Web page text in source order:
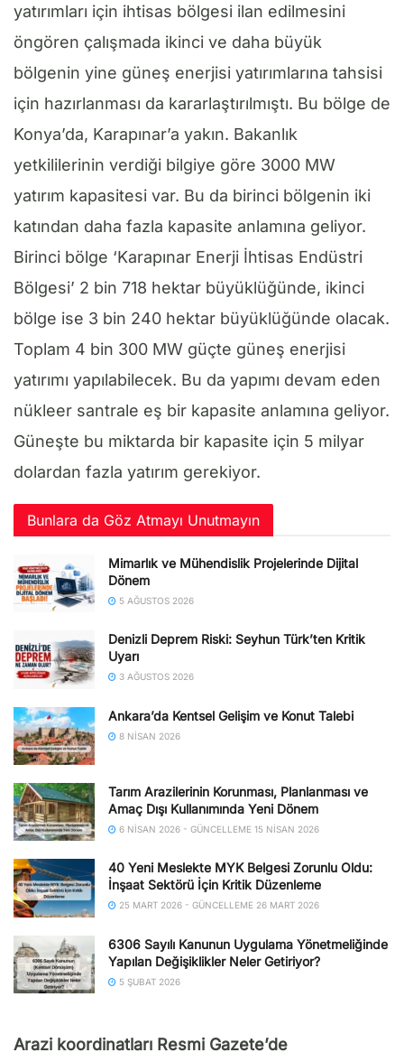
yatırımları için ihtisas bölgesi ilan edilmesini
öngören çalışmada ikinci ve daha büyük
bölgenin yine güneş enerjisi yatırımlarına tahsisi
için hazırlanması da kararlaştırılmıştı. Bu bölge de
Konya’da, Karapınar’a yakın. Bakanlık
yetkililerinin verdiği bilgiye göre 3000 MW
yatırım kapasitesi var. Bu da birinci bölgenin iki
katından daha fazla kapasite anlamına geliyor.
Birinci bölge ‘Karapınar Enerji İhtisas Endüstri
Bölgesi’ 2 bin 718 hektar büyüklüğünde, ikinci
bölge ise 3 bin 240 hektar büyüklüğünde olacak.
Toplam 4 bin 300 MW güçte güneş enerjisi
yatırımı yapılabilecek. Bu da yapımı devam eden
nükleer santrale eş bir kapasite anlamına geliyor.
Güneşte bu miktarda bir kapasite için 5 milyar
dolardan fazla yatırım gerekiyor.
Bunlara da Göz Atmayı Unutmayın
Mimarlık ve Mühendislik Projelerinde Dijital
Dönem
5 AĞUSTOS 2026
Denizli Deprem Riski: Seyhun Türk’ten Kritik
Uyarı
3 AĞUSTOS 2026
Ankara’da Kentsel Gelişim ve Konut Talebi
8 NISAN 2026
Tarım Arazilerinin Korunması, Planlanması ve
Amaç Dışı Kullanımında Yeni Dönem
6 NISAN 2026 - GÜNCELLEME 15 NISAN 2026
40 Yeni Meslekte MYK Belgesi Zorunlu Oldu:
İnşaat Sektörü İçin Kritik Düzenleme
25 MART 2026 - GÜNCELLEME 26 MART 2026
6306 Sayılı Kanunun Uygulama Yönetmeliğinde
Yapılan Değişiklikler Neler Getiriyor?
5 ŞUBAT 2026
Arazi koordinatları Resmi Gazete’de